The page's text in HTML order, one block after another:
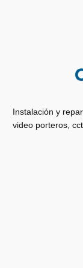
Instalación y
video porteros,